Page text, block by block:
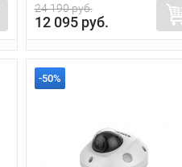
24 190 руб.
12 095 руб.
-50%